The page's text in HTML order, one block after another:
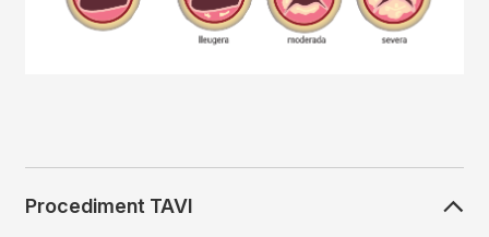
Procediment TAVI